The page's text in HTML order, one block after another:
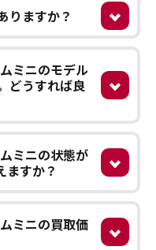
りますか？
ミニのモデル
どうすれば良
ミニの状態が
ますか？
ミニの買取価